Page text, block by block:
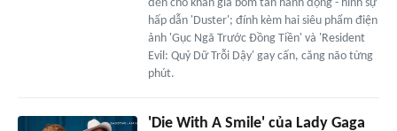
đến cho khán giả bom tấn hành động - hình sự
hấp dẫn 'Duster'; đính kèm hai siêu phẩm điện
ảnh 'Gục Ngã Trước Đồng Tiền' và 'Resident
Evil: Quỷ Dữ Trỗi Dậy' gay cấn, căng não từng
phút.
'Die With A Smile' của Lady Gaga